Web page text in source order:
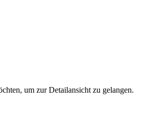
um zur Detailansicht zu gelangen.